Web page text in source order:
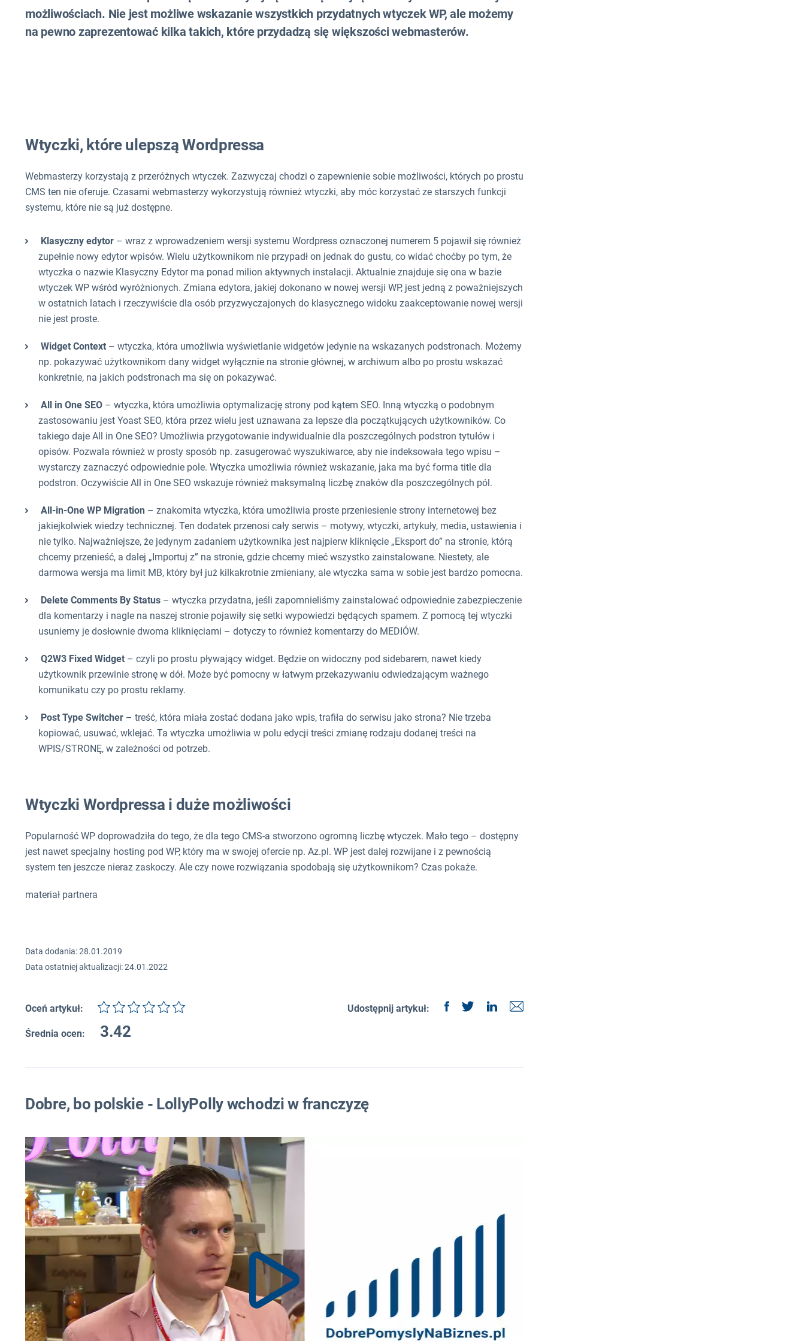
możliwościach. Nie jest możliwe wskazanie wszystkich przydatnych wtyczek WP, ale możemy
na pewno zaprezentować kilka takich, które przydadzą się większości webmasterów.
Wtyczki, które ulepszą Wordpressa
Webmasterzy korzystają z przeróżnych wtyczek. Zazwyczaj chodzi o zapewnienie sobie możliwości, których po prostu
CMS ten nie oferuje. Czasami webmasterzy wykorzystują również wtyczki, aby móc korzystać ze starszych funkcji
systemu, które nie są już dostępne.
Klasyczny edytor – wraz z wprowadzeniem wersji systemu Wordpress oznaczonej numerem 5 pojawił się również
zupełnie nowy edytor wpisów. Wielu użytkownikom nie przypadł on jednak do gustu, co widać choćby po tym, że
wtyczka o nazwie Klasyczny Edytor ma ponad milion aktywnych instalacji. Aktualnie znajduje się ona w bazie
wtyczek WP wśród wyróżnionych. Zmiana edytora, jakiej dokonano w nowej wersji WP, jest jedną z poważniejszych
w ostatnich latach i rzeczywiście dla osób przyzwyczajonych do klasycznego widoku zaakceptowanie nowej wersji
nie jest proste.
Widget Context – wtyczka, która umożliwia wyświetlanie widgetów jedynie na wskazanych podstronach. Możemy
np. pokazywać użytkownikom dany widget wyłącznie na stronie głównej, w archiwum albo po prostu wskazać
konkretnie, na jakich podstronach ma się on pokazywać.
All in One SEO – wtyczka, która umożliwia optymalizację strony pod kątem SEO. Inną wtyczką o podobnym
zastosowaniu jest Yoast SEO, która przez wielu jest uznawana za lepsze dla początkujących użytkowników. Co
takiego daje All in One SEO? Umożliwia przygotowanie indywidualnie dla poszczególnych podstron tytułów i
opisów. Pozwala również w prosty sposób np. zasugerować wyszukiwarce, aby nie indeksowała tego wpisu –
wystarczy zaznaczyć odpowiednie pole. Wtyczka umożliwia również wskazanie, jaka ma być forma title dla
podstron. Oczywiście All in One SEO wskazuje również maksymalną liczbę znaków dla poszczególnych pól.
All-in-One WP Migration – znakomita wtyczka, która umożliwia proste przeniesienie strony internetowej bez
jakiejkolwiek wiedzy technicznej. Ten dodatek przenosi cały serwis – motywy, wtyczki, artykuły, media, ustawienia i
nie tylko. Najważniejsze, że jedynym zadaniem użytkownika jest najpierw kliknięcie „Eksport do” na stronie, którą
chcemy przenieść, a dalej „Importuj z” na stronie, gdzie chcemy mieć wszystko zainstalowane. Niestety, ale
darmowa wersja ma limit MB, który był już kilkakrotnie zmieniany, ale wtyczka sama w sobie jest bardzo pomocna.
Delete Comments By Status – wtyczka przydatna, jeśli zapomnieliśmy zainstalować odpowiednie zabezpieczenie
dla komentarzy i nagle na naszej stronie pojawiły się setki wypowiedzi będących spamem. Z pomocą tej wtyczki
usuniemy je dosłownie dwoma kliknięciami – dotyczy to również komentarzy do MEDIÓW.
Q2W3 Fixed Widget – czyli po prostu pływający widget. Będzie on widoczny pod sidebarem, nawet kiedy
użytkownik przewinie stronę w dół. Może być pomocny w łatwym przekazywaniu odwiedzającym ważnego
komunikatu czy po prostu reklamy.
Post Type Switcher – treść, która miała zostać dodana jako wpis, trafiła do serwisu jako strona? Nie trzeba
kopiować, usuwać, wklejać. Ta wtyczka umożliwia w polu edycji treści zmianę rodzaju dodanej treści na
WPIS/STRONĘ, w zależności od potrzeb.
Wtyczki Wordpressa i duże możliwości
Popularność WP doprowadziła do tego, że dla tego CMS-a stworzono ogromną liczbę wtyczek. Mało tego – dostępny
jest nawet specjalny hosting pod WP, który ma w swojej ofercie np. Az.pl. WP jest dalej rozwijane i z pewnością
system ten jeszcze nieraz zaskoczy. Ale czy nowe rozwiązania spodobają się użytkownikom? Czas pokaże.
materiał partnera
Data dodania: 28.01.2019
Data ostatniej aktualizacji: 24.01.2022
Oceń artykuł:
Średnia ocen: 3.42
Udostępnij artykuł:
Dobre, bo polskie - LollyPolly wchodzi w franczyzę